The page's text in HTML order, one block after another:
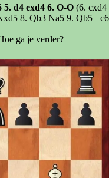
5. d4 exd4 6. O-O (6. cxd4
8. Qb3 Na5 9. Qb5+ c6
ga je verder?